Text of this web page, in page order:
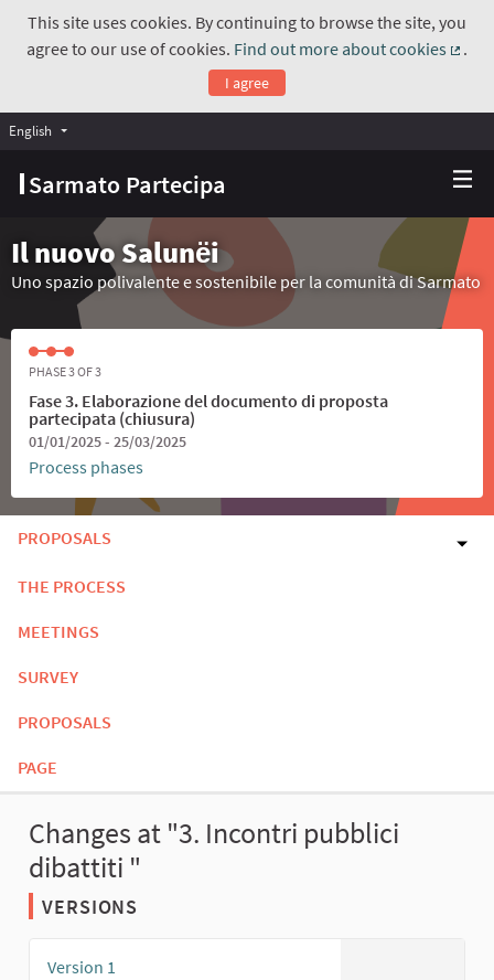
This site uses cookies. By continuing to browse the site, you
agree to our use of cookies. Find out more about cookies
.
I agree
Sarmato Partecipa
English Choose language
Il nuovo Salunёi
Uno spazio polivalente e sostenibile per la comunità di Sarmato
PHASE 3 OF 3
Fase 3. Elaborazione del documento di proposta
partecipata (chiusura)
01/01/2025 - 25/03/2025
Process phases
PROPOSALS
THE PROCESS
MEETINGS
SURVEY
PROPOSALS
PAGE
Changes at "3. Incontri pubblici
dibattiti "
VERSIONS
Version 1